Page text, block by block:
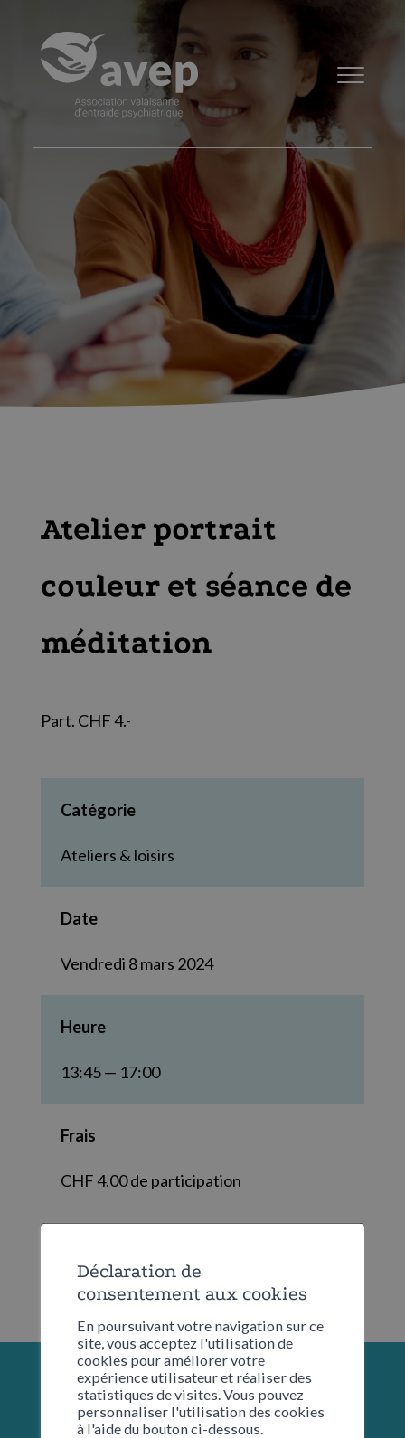
Atelier portrait
couleur et séance de
méditation
Part. CHF 4.-
Catégorie
Ateliers & loisirs
Date
Vendredi 8 mars 2024
Heure
13:45 — 17:00
Frais
CHF 4.00 de participation
Déclaration de
consentement aux cookies
En poursuivant votre navigation sur ce
site, vous acceptez l'utilisation de
cookies pour améliorer votre
expérience utilisateur et réaliser des
statistiques de visites. Vous pouvez
personnaliser l'utilisation des cookies
à l'aide du bouton ci-dessous.